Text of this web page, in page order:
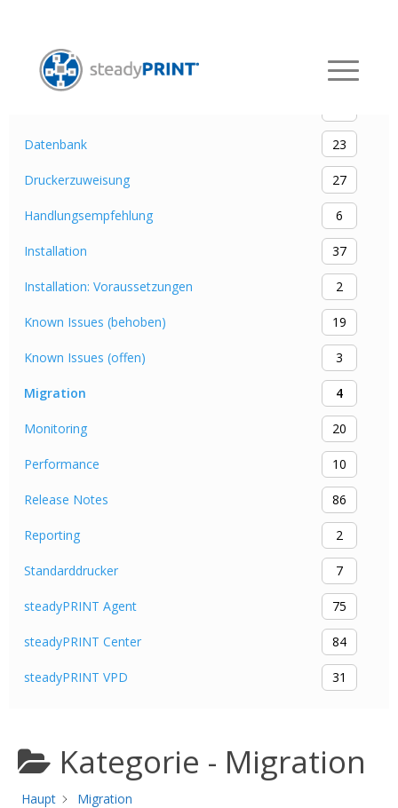
Ausfallsicherheit 12
Datenbank 23
Druckerzuweisung 27
Handlungsempfehlung 6
Installation 37
Installation: Voraussetzungen 2
Known Issues (behoben) 19
Known Issues (offen) 3
Migration 4
Monitoring 20
Performance 10
Release Notes 86
Reporting 2
Standarddrucker 7
steadyPRINT Agent 75
steadyPRINT Center 84
steadyPRINT VPD 31
Kategorie - Migration
Haupt Migration